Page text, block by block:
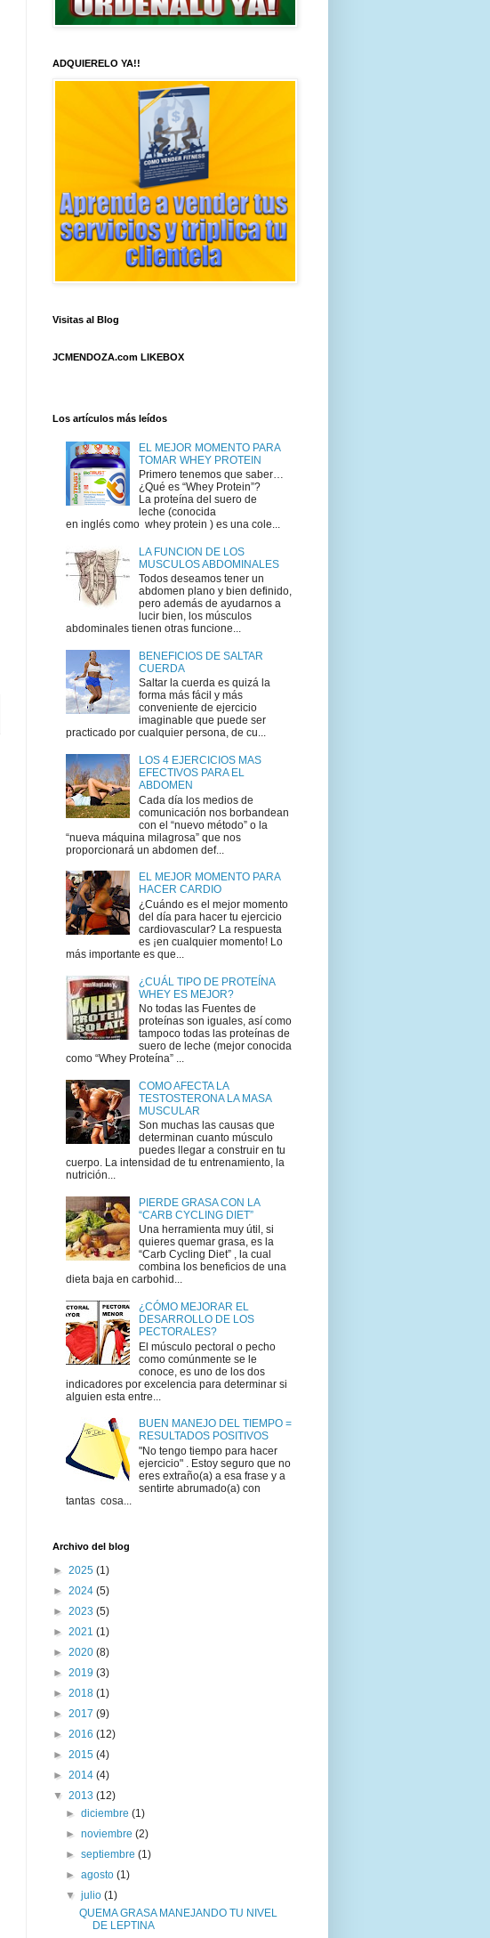
ADQUIERELO YA!!
Visitas al Blog
JCMENDOZA.com LIKEBOX
Los artículos más leídos
EL MEJOR MOMENTO PARA
TOMAR WHEY PROTEIN
Primero tenemos que saber…
¿Qué es “Whey Protein”?
La proteína del suero de
leche (conocida
en inglés como whey protein ) es una cole...
LA FUNCION DE LOS
MUSCULOS ABDOMINALES
Todos deseamos tener un
abdomen plano y bien definido,
pero además de ayudarnos a
lucir bien, los músculos
abdominales tienen otras funcione...
BENEFICIOS DE SALTAR
CUERDA
Saltar la cuerda es quizá la
forma más fácil y más
conveniente de ejercicio
imaginable que puede ser
practicado por cualquier persona, de cu...
LOS 4 EJERCICIOS MAS
EFECTIVOS PARA EL
ABDOMEN
Cada día los medios de
comunicación nos borbandean
con el “nuevo método” o la
“nueva máquina milagrosa” que nos
proporcionará un abdomen def...
EL MEJOR MOMENTO PARA
HACER CARDIO
¿Cuándo es el mejor momento
del día para hacer tu ejercicio
cardiovascular? La respuesta
es ¡en cualquier momento! Lo
más importante es que...
¿CUÁL TIPO DE PROTEÍNA
WHEY ES MEJOR?
No todas las Fuentes de
proteínas son iguales, así como
tampoco todas las proteínas de
suero de leche (mejor conocida
como “Whey Proteína” ...
COMO AFECTA LA
TESTOSTERONA LA MASA
MUSCULAR
Son muchas las causas que
determinan cuanto músculo
puedes llegar a construir en tu
cuerpo. La intensidad de tu entrenamiento, la
nutrición...
PIERDE GRASA CON LA
“CARB CYCLING DIET”
Una herramienta muy útil, si
quieres quemar grasa, es la
“Carb Cycling Diet” , la cual
combina los beneficios de una
dieta baja en carbohid...
¿CÓMO MEJORAR EL
DESARROLLO DE LOS
PECTORALES?
El músculo pectoral o pecho
como comúnmente se le
conoce, es uno de los dos
indicadores por excelencia para determinar si
alguien esta entre...
BUEN MANEJO DEL TIEMPO =
RESULTADOS POSITIVOS
"No tengo tiempo para hacer
ejercicio" . Estoy seguro que no
eres extraño(a) a esa frase y a
sentirte abrumado(a) con
tantas cosa...
Archivo del blog
► 2025 (1)
► 2024 (5)
► 2023 (5)
► 2021 (1)
► 2020 (8)
► 2019 (3)
► 2018 (1)
► 2017 (9)
► 2016 (12)
► 2015 (4)
► 2014 (4)
▼ 2013 (12)
►diciembre(1)
►noviembre(2)
►septiembre(1)
►agosto(1)
▼julio(1)
QUEMA GRASA MANEJANDO TU NIVEL
DE LEPTINA